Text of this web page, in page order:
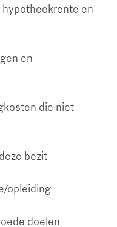
hypotheekrente en
en
die niet
bezit
opleiding
doelen